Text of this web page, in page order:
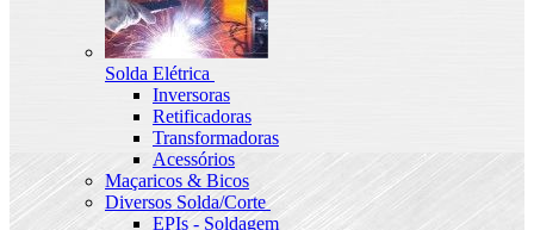
Solda Elétrica
Inversoras
Retificadoras
Transformadoras
Acessórios
Maçaricos & Bicos
Diversos Solda/Corte
EPIs - Soldagem